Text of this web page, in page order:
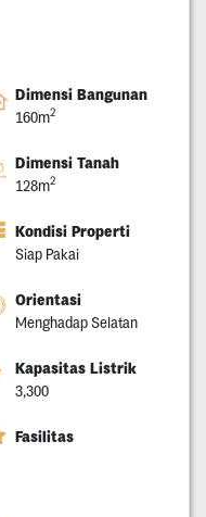
Dimensi Bangunan
160m2
Dimensi Tanah
128m2
Kondisi Properti
Siap Pakai
Orientasi
Menghadap Selatan
Kapasitas Listrik
3,300
Fasilitas